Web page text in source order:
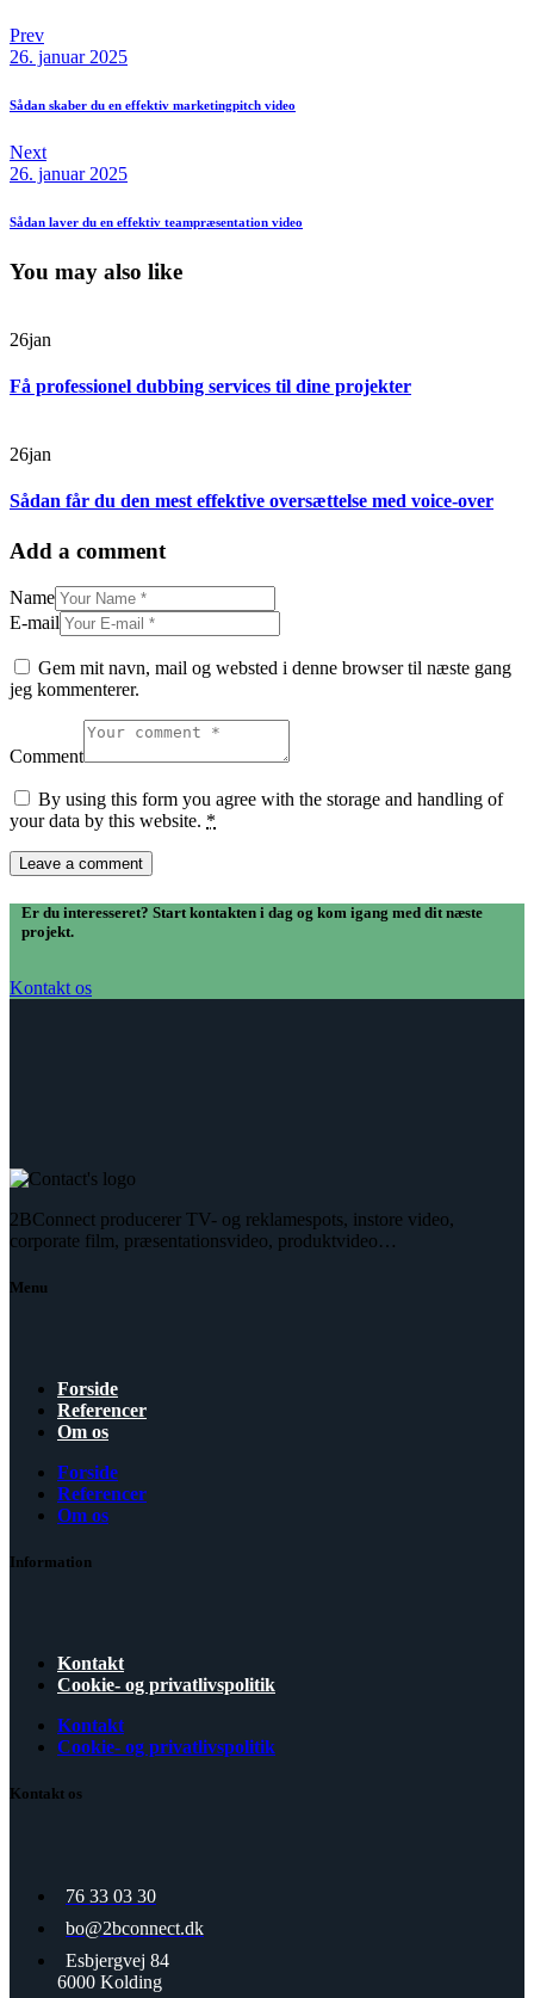
Prev
26. januar 2025
Sådan skaber du en effektiv marketingpitch video
Next
26. januar 2025
Sådan laver du en effektiv teampræsentation video
You may also like
26jan
Få professionel dubbing services til dine projekter
26jan
Sådan får du den mest effektive oversættelse med voice-over
Add a comment
Name
E-mail
Gem mit navn, mail og websted i denne browser til næste gang
jeg kommenterer.
Comment
By using this form you agree with the storage and handling of
your data by this website. *
Er du interesseret? Start kontakten i dag og kom igang med dit næste
projekt.
Kontakt os
2BConnect producerer TV- og reklamespots, instore video,
corporate film, præsentationsvideo, produktvideo…
Menu
Forside
Referencer
Om os
Forside
Referencer
Om os
Information
Kontakt
Cookie- og privatlivspolitik
Kontakt
Cookie- og privatlivspolitik
Kontakt os
76 33 03 30
bo@2bconnect.dk
Esbjergvej 84
6000 Kolding